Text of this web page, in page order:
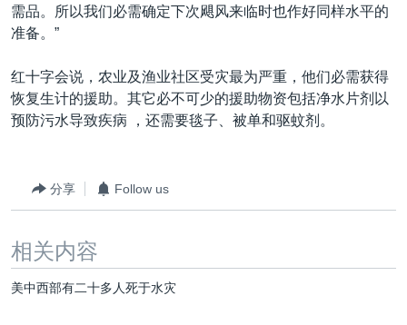
需品。所以我们必需确定下次飓风来临时也作好同样水平的
准备。”
红十字会说，农业及渔业社区受灾最为严重，他们必需获得
恢复生计的援助。其它必不可少的援助物资包括净水片剂以
预防污水导致疾病 ，还需要毯子、被单和驱蚊剂。
分享 Follow us
相关内容
美中西部有二十多人死于水灾